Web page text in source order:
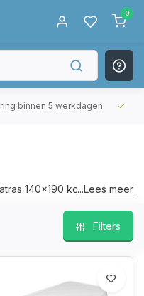
0
binnen 5 werkdagen
140x190 koudschuim,
...Lees meer
Filters